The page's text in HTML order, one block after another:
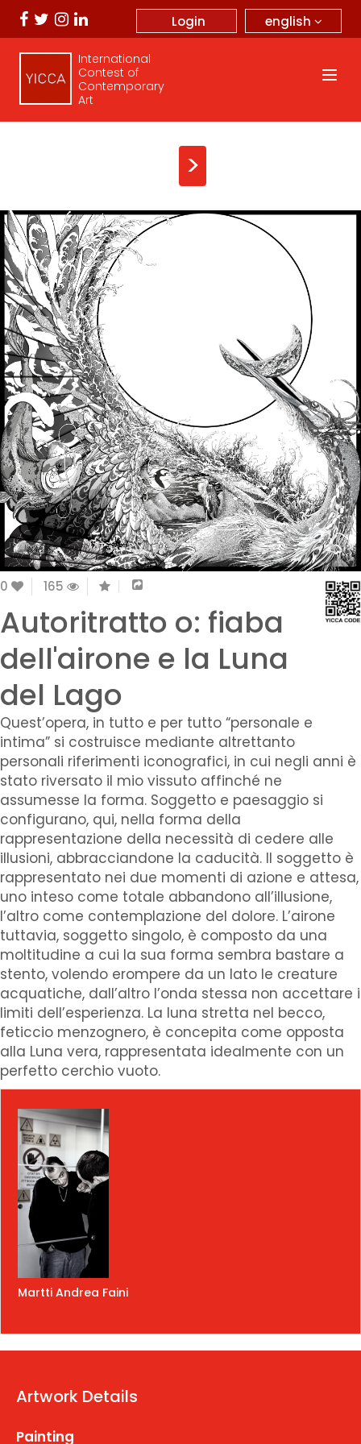
english
Login
International
Contest of
Contemporary
Art
>
0 165
Autoritratto o: fiaba
dell'airone e la Luna
del Lago
Quest’opera, in tutto e per tutto “personale e
intima” si costruisce mediante altrettanto
personali riferimenti iconografici, in cui negli anni è
stato riversato il mio vissuto affinché ne
assumesse la forma. Soggetto e paesaggio si
configurano, qui, nella forma della
rappresentazione della necessità di cedere alle
illusioni, abbracciandone la caducità. Il soggetto è
rappresentato nei due momenti di azione e attesa,
uno inteso come totale abbandono all’illusione,
l’altro come contemplazione del dolore. L’airone
tuttavia, soggetto singolo, è composto da una
moltitudine a cui la sua forma sembra bastare a
stento, volendo erompere da un lato le creature
acquatiche, dall’altro l’onda stessa non accettare i
limiti dell’esperienza. La luna stretta nel becco,
feticcio menzognero, è concepita come opposta
alla Luna vera, rappresentata idealmente con un
perfetto cerchio vuoto.
Martti Andrea Faini
Artwork Details
Painting